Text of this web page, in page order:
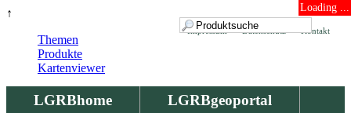
↑ Loading ...
Kontakt
Datenschutz
Impressum
LGRBhome
LGRBgeoportal
Themen
Produkte
Kartenviewer